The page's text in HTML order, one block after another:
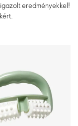
eredményekkel!